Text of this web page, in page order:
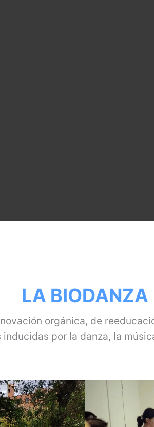
LA BIODANZA
orgánica, de
por la danza, la